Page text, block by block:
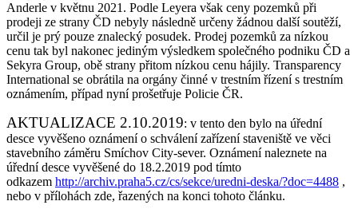
Anderle v květnu 2021. Podle Leyera však ceny pozemků při
prodeji ze strany ČD nebyly následně určeny žádnou další soutěží,
určil je prý pouze znalecký posudek. Prodej pozemků za nízkou
cenu tak byl nakonec jediným výsledkem společného podniku ČD a
Sekyra Group, obě strany přitom nízkou cenu hájily. Transparency
International se obrátila na orgány činné v trestním řízení s trestním
oznámením, případ nyní prošetřuje Policie ČR.
AKTUALIZACE 2.10.2019: v tento den bylo na úřední
desce vyvěšeno oznámení o schválení zařízení staveniště ve věci
stavebního záměru Smíchov City-sever. Oznámení naleznete na
úřední desce vyvěšené do 18.2.2019 pod tímto
odkazem http://archiv.praha5.cz/cs/sekce/uredni-deska/?doc=4488 ,
nebo v přílohách zde, řazených na konci tohoto článku.